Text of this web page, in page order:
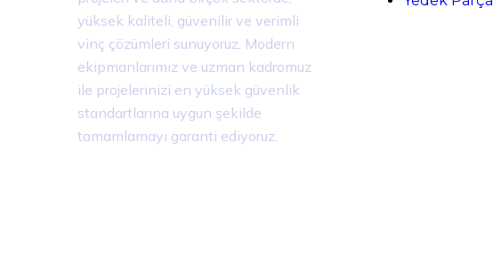
yüksek kaliteli, güvenilir ve verimli
vinç çözümleri sunuyoruz. Modern
ekipmanlarımız ve uzman kadromuz
ile projelerinizi en yüksek güvenlik
standartlarına uygun şekilde
tamamlamayı garanti ediyoruz.